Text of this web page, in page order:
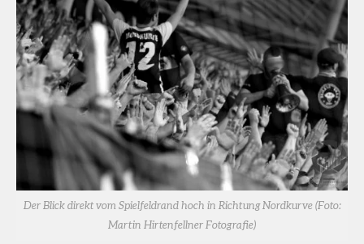
Der Blick direkt vom Spielfeldrand hoch in Richtung Nordkurve (Foto:
Martin Hirtenfellner Fotografie)